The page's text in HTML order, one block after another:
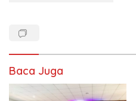
Baca Juga